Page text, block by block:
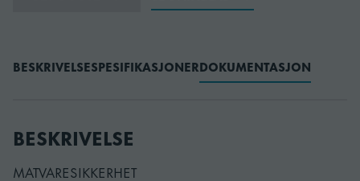
BESKRIVELSESPESIFIKASJONERDOKUMENTASJON
BESKRIVELSE
MATVARESIKKERHET